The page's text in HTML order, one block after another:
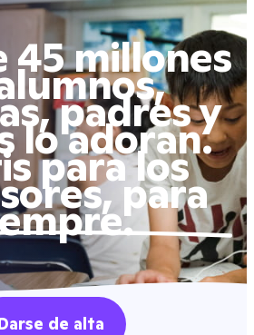
45 millones
padres y
lo adoran.
para los
para
de alta